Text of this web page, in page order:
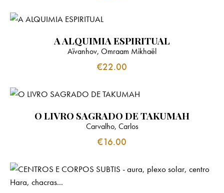
A ALQUIMIA ESPIRITUAL
Aïvanhov, Omraam Mikhaël
€22.00
O LIVRO SAGRADO DE TAKUMAH
Carvalho, Carlos
€16.00